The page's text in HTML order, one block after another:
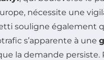
nécessite une
souligne également
s’apparente à une
la demande persiste.